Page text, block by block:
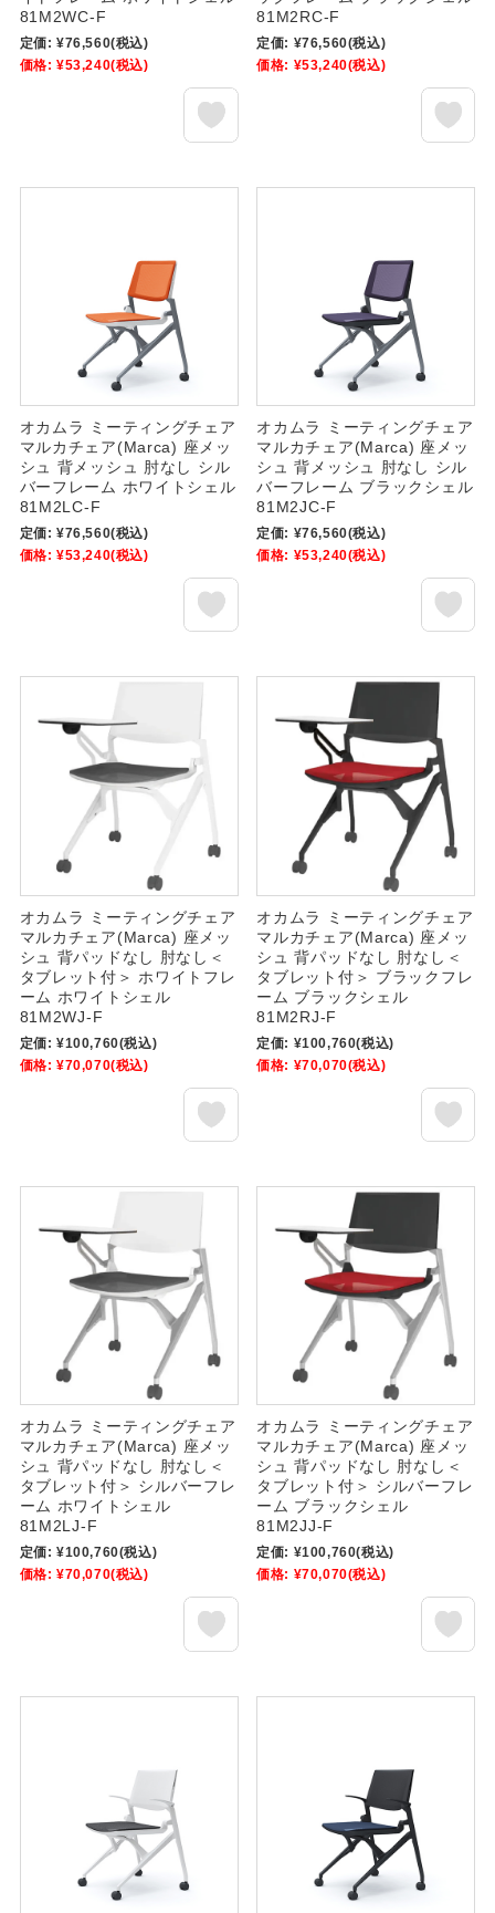
81M2WC-F
定価: ¥76,560(税込)
価格: ¥53,240(税込)
81M2RC-F
定価: ¥76,560(税込)
価格: ¥53,240(税込)
オカムラ ミーティングチェア
マルカチェア(Marca) 座メッ
シュ 背メッシュ 肘なし シル
バーフレーム ホワイトシェル
81M2LC-F
定価: ¥76,560(税込)
価格: ¥53,240(税込)
オカムラ ミーティングチェア
マルカチェア(Marca) 座メッ
シュ 背メッシュ 肘なし シル
バーフレーム ブラックシェル
81M2JC-F
定価: ¥76,560(税込)
価格: ¥53,240(税込)
オカムラ ミーティングチェア
マルカチェア(Marca) 座メッ
シュ 背パッドなし 肘なし＜
タブレット付＞ ホワイトフレ
ーム ホワイトシェル
81M2WJ-F
定価: ¥100,760(税込)
価格: ¥70,070(税込)
オカムラ ミーティングチェア
マルカチェア(Marca) 座メッ
シュ 背パッドなし 肘なし＜
タブレット付＞ ブラックフレ
ーム ブラックシェル
81M2RJ-F
定価: ¥100,760(税込)
価格: ¥70,070(税込)
オカムラ ミーティングチェア
マルカチェア(Marca) 座メッ
シュ 背パッドなし 肘なし＜
タブレット付＞ シルバーフレ
ーム ホワイトシェル
81M2LJ-F
定価: ¥100,760(税込)
価格: ¥70,070(税込)
オカムラ ミーティングチェア
マルカチェア(Marca) 座メッ
シュ 背パッドなし 肘なし＜
タブレット付＞ シルバーフレ
ーム ブラックシェル
81M2JJ-F
定価: ¥100,760(税込)
価格: ¥70,070(税込)